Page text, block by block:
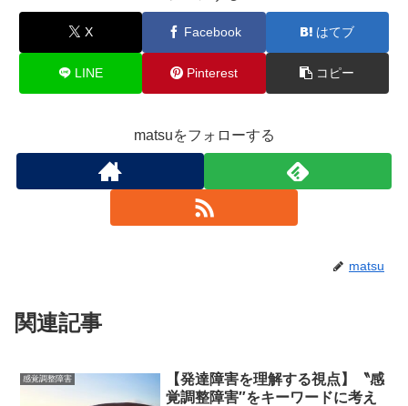
X Facebook はてブ
LINE Pinterest コピー
matsuをフォローする
matsu
関連記事
感覚調整障害
【発達障害を理解する視点】〝感
覚調整障害″をキーワードに考え